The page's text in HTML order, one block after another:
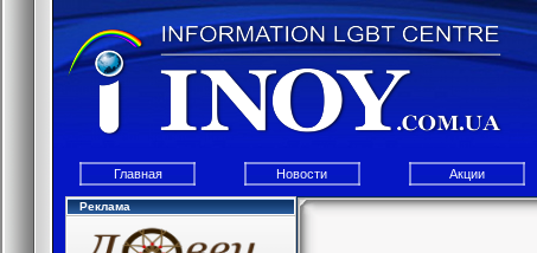
Главная Новости Акции
Реклама